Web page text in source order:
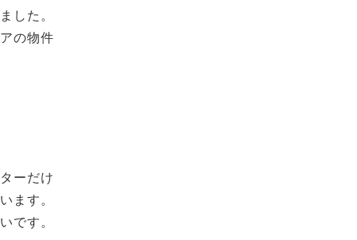
した。
の物件
ーだけ
ます。
です。